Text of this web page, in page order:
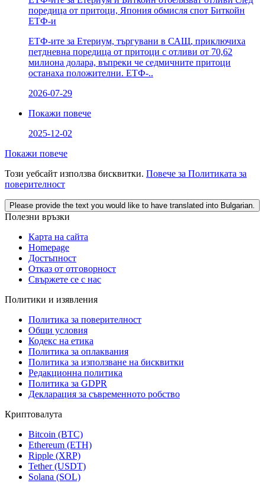
поредица от притоци, Япония обмисля спот Биткойн
ЕТФ-и
ЕТФ-ите за Етериум, търгувани в САЩ, приключиха
петдневна поредица от притоци с отливи от 70,62
милиона долара, въпреки че седмичните притоци
останаха положителни. ЕТФ-..
2026-07-29
Покажи повече
2025-12-02
Покажи повече
Този уебсайт използва бисквитки. Повече за Политиката за
поверителност
Please provide the text you would like to have translated into Bulgarian.
Полезни връзки
Карта на сайта
Homepage
Достъпност
Отказ от отговорност
Свържете се с нас
Политики и изявления
Политика за поверителност
Общи условия
Кодекс на етика
Политика за оплаквания
Политика за използване на бисквитки
Редакционна политика
Политика за GDPR
Декларация за съвременното робство
Криптовалута
Bitcoin (BTC)
Ethereum (ETH)
Ripple (XRP)
Tether (USDT)
Solana (SOL)